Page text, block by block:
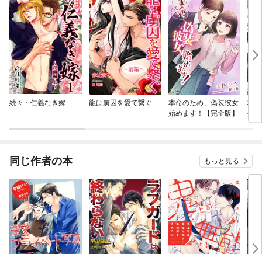
続々・仁義なき嫁 龍は虜囚を愛で繋ぐ
本命のため、偽装彼女
始めます！【完全版】
救
外
た
同じ作者の本 もっと見る